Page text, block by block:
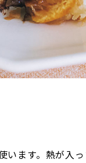
います。熱が入